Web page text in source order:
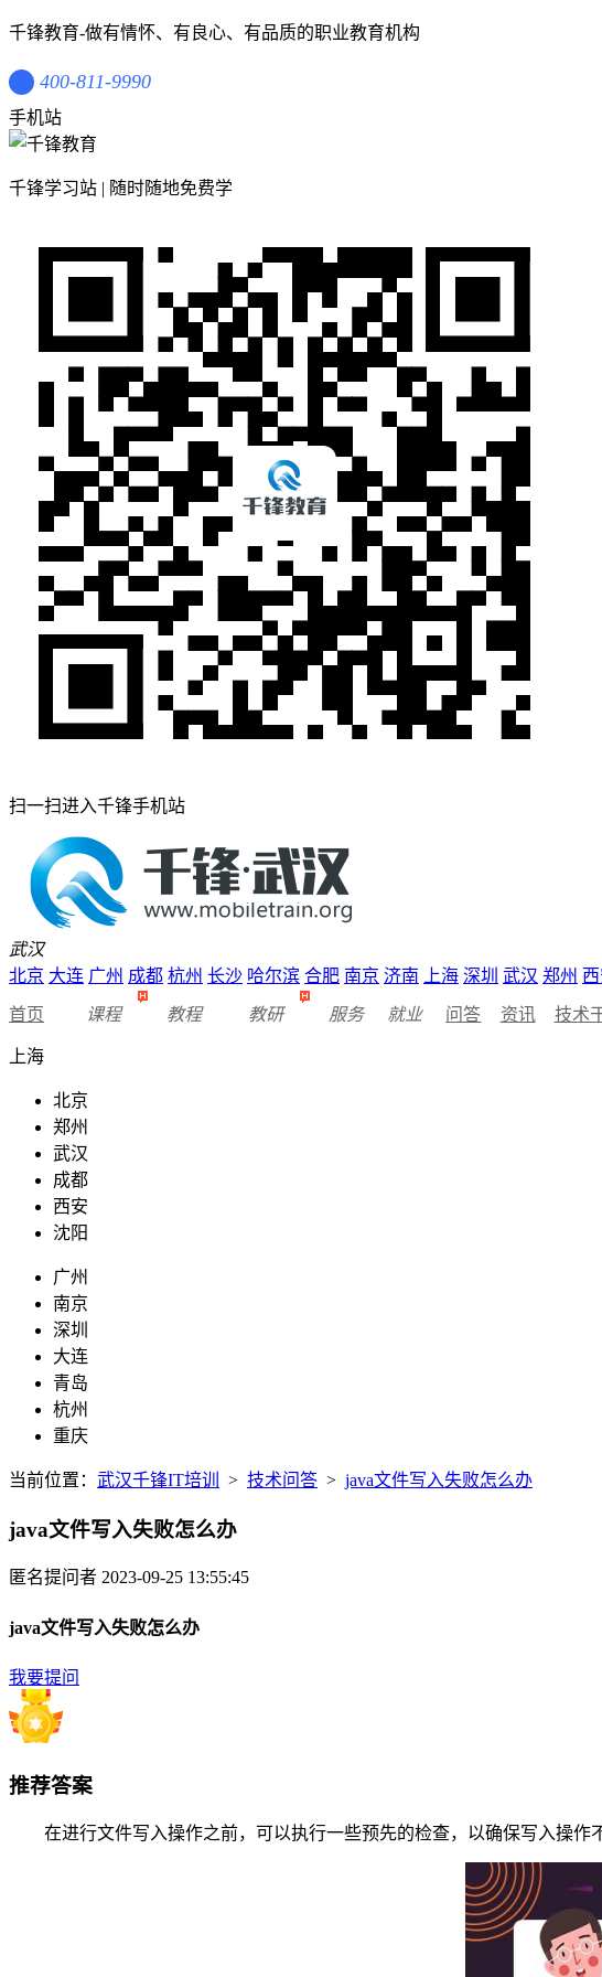
千锋教育-做有情怀、有良心、有品质的职业教育机构
400-811-9990
手机站
千锋学习站 | 随时随地免费学
扫一扫进入千锋手机站
武汉
北京 大连 广州 成都 杭州 长沙 哈尔滨 合肥 南京 济南 上海 深圳 武汉 郑州
首页 课程 教程 教研 服务 就业 问答 资讯 技术
上海
北京
郑州
武汉
成都
西安
沈阳
广州
南京
深圳
大连
青岛
杭州
重庆
当前位置： 武汉千锋IT培训 > 技术问答 > java文件写入失败怎么办
java文件写入失败怎么办
匿名提问者 2023-09-25 13:55:45
java文件写入失败怎么办
我要提问
推荐答案
在进行文件写入操作之前，可以执行一些预先的检查，以确保写入操作